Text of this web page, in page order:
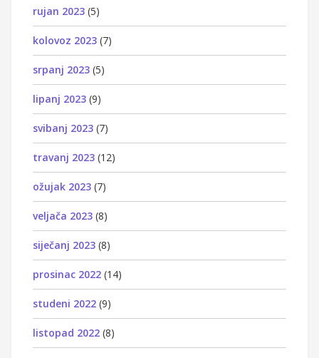
rujan 2023 (5)
kolovoz 2023 (7)
srpanj 2023 (5)
lipanj 2023 (9)
svibanj 2023 (7)
travanj 2023 (12)
ožujak 2023 (7)
veljača 2023 (8)
siječanj 2023 (8)
prosinac 2022 (14)
studeni 2022 (9)
listopad 2022 (8)